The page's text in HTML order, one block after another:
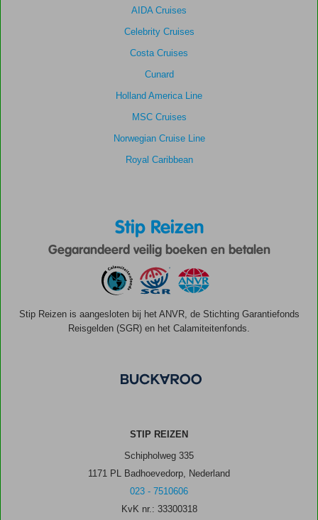
AIDA Cruises
Celebrity Cruises
Costa Cruises
Cunard
Holland America Line
MSC Cruises
Norwegian Cruise Line
Royal Caribbean
Stip Reizen
Gegarandeerd veilig boeken en betalen
Stip Reizen is aangesloten bij het ANVR, de Stichting Garantiefonds
Reisgelden (SGR) en het Calamiteitenfonds.
STIP REIZEN
Schipholweg 335
1171 PL Badhoevedorp, Nederland
023 - 7510606
KvK nr.: 33300318